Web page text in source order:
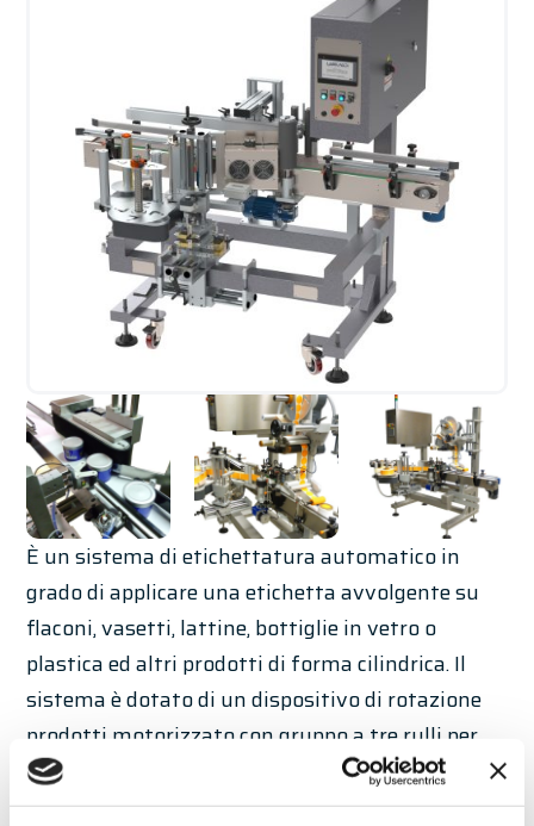
È un sistema di etichettatura automatico in
grado di applicare una etichetta avvolgente su
flaconi, vasetti, lattine, bottiglie in vetro o
plastica ed altri prodotti di forma cilindrica. Il
sistema è dotato di un dispositivo di rotazione
prodotti motorizzato con gruppo a tre rulli per
l’applicazione avvolgente su prodotti instabili o
con orientamento della posizione etichetta.